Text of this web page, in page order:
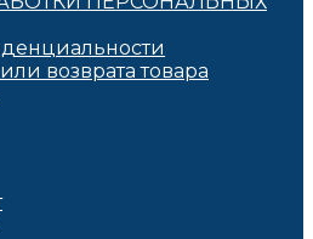
возврата товара